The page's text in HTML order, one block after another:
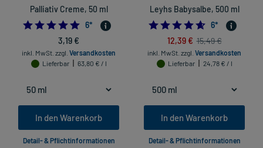
Palliativ Creme, 50 ml
5.0
6*
3,19 €
inkl. MwSt. zzgl. Versandkosten
Lieferbar
63,80 € / l
In den Warenkorb
Detail- & Pflichtinformationen
Leyhs Babysalbe, 500 ml
6*
12,39 € 15,49 €
inkl. MwSt. zzgl. Versandkosten
Lieferbar
24,78 € / l
In den Warenkorb
Detail- & Pflichtinformationen